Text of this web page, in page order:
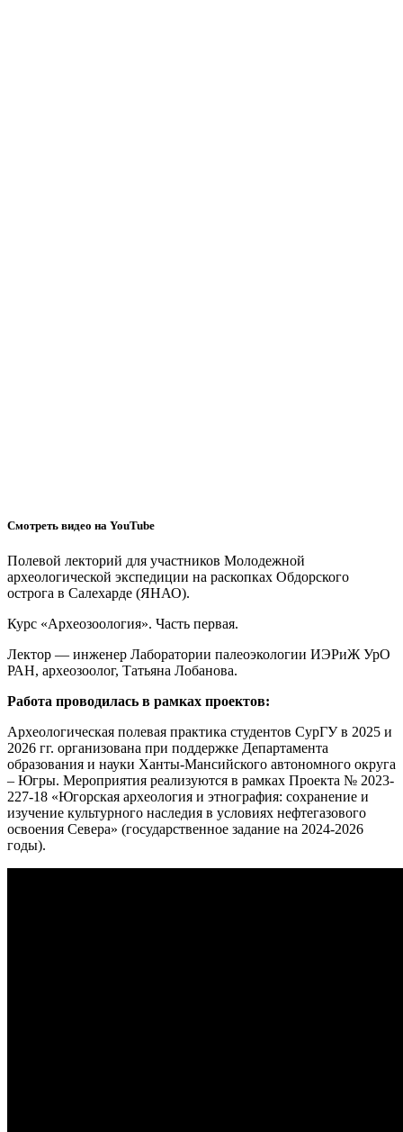
Смотреть видео на YouTube
Полевой лекторий для участников Молодежной
археологической экспедиции на раскопках Обдорского
острога в Салехарде (ЯНАО).
Курс «Археозоология». Часть первая.
Лектор — инженер Лаборатории палеоэкологии ИЭРиЖ УрО
РАН, археозоолог, Татьяна Лобанова.
Работа проводилась в рамках проектов:
Археологическая полевая практика студентов СурГУ в 2025 и
2026 гг. организована при поддержке Департамента
образования и науки Ханты-Мансийского автономного округа
– Югры. Мероприятия реализуются в рамках Проекта № 2023-
227-18 «Югорская археология и этнография: сохранение и
изучение культурного наследия в условиях нефтегазового
освоения Севера» (государственное задание на 2024-2026
годы).